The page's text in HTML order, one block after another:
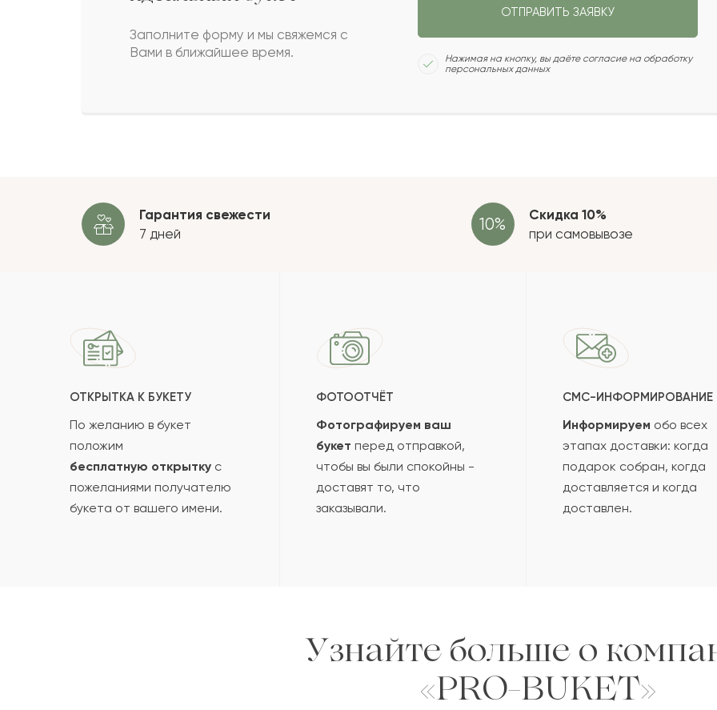
2022-02-02
2021-12-19
Заполните форму и мы свяжемся с
Вами в ближайшее время.
ОТПРАВИТЬ ЗАЯВКУ
Нажимая на кнопку, вы даёте согласие на обработку
персональных данных
Гарантия свежести
7 дней
Скидка 10%
при самовывозе
ОТКРЫТКА К БУКЕТУ
По желанию в букет
положим
бесплатную открытку с
пожеланиями получателю
букета от вашего имени.
ФОТООТЧЁТ
Фотографируем ваш
букет перед отправкой,
чтобы вы были спокойны -
доставят то, что
заказывали.
СМС-ИНФОРМИРОВАНИЕ
Информируем обо всех
этапах доставки: когда
подарок собран, когда
доставляется и когда
доставлен.
Узнайте больше о
«PRO-BUKET»